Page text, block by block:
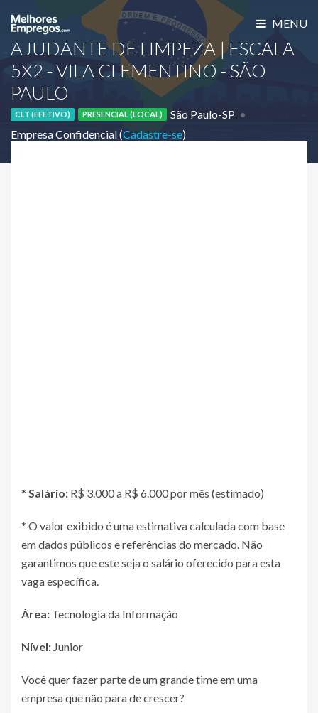
MENU
AJUDANTE DE LIMPEZA | ESCALA
5X2 - VILA CLEMENTINO - SÃO
PAULO
CLT (EFETIVO) PRESENCIAL (LOCAL)
São Paulo-SP
Empresa Confidencial (Cadastre-se)
* Salário: R$ 3.000 a R$ 6.000 por mês (estimado)
* O valor exibido é uma estimativa calculada com base
em dados públicos e referências do mercado. Não
garantimos que este seja o salário oferecido para esta
vaga específica.
Área: Tecnologia da Informação
Nível: Junior
Você quer fazer parte de um grande time em uma
empresa que não para de crescer?